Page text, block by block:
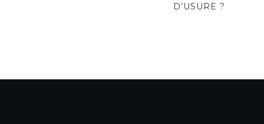
D’USURE ?